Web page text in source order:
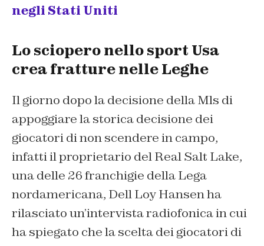
negli Stati Uniti
Lo sciopero nello sport Usa
crea fratture nelle Leghe
Il giorno dopo la decisione della Mls di
appoggiare la storica decisione dei
giocatori di non scendere in campo,
infatti il proprietario del Real Salt Lake,
una delle 26 franchigie della Lega
nordamericana, Dell Loy Hansen ha
rilasciato un’intervista radiofonica in cui
ha spiegato che la scelta dei giocatori di